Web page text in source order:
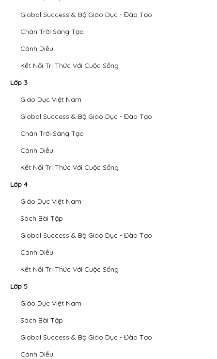
Global Success & Bộ Giáo Dục - Đào Tạo
Chân Trời Sáng Tạo
Cánh Diều
Kết Nối Tri Thức Với Cuộc Sống
Lớp 3
Giáo Dục Việt Nam
Global Success & Bộ Giáo Dục - Đào Tạo
Chân Trời Sáng Tạo
Cánh Diều
Kết Nối Tri Thức Với Cuộc Sống
Lớp 4
Giáo Dục Việt Nam
Sách Bài Tập
Global Success & Bộ Giáo Dục - Đào Tạo
Cánh Diều
Kết Nối Tri Thức Với Cuộc Sống
Lớp 5
Giáo Dục Việt Nam
Sách Bài Tập
Global Success & Bộ Giáo Dục - Đào Tạo
Cánh Diều